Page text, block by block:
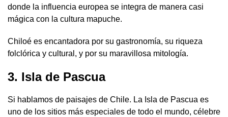
donde la influencia europea se integra de manera casi
mágica con la cultura mapuche.
Chiloé es encantadora por su gastronomía, su riqueza
folclórica y cultural, y por su maravillosa mitología.
3. Isla de Pascua
Si hablamos de paisajes de Chile. La Isla de Pascua es
uno de los sitios más especiales de todo el mundo, célebre